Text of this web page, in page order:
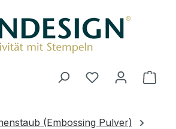
Du hast 0
(Embossing Pulver)